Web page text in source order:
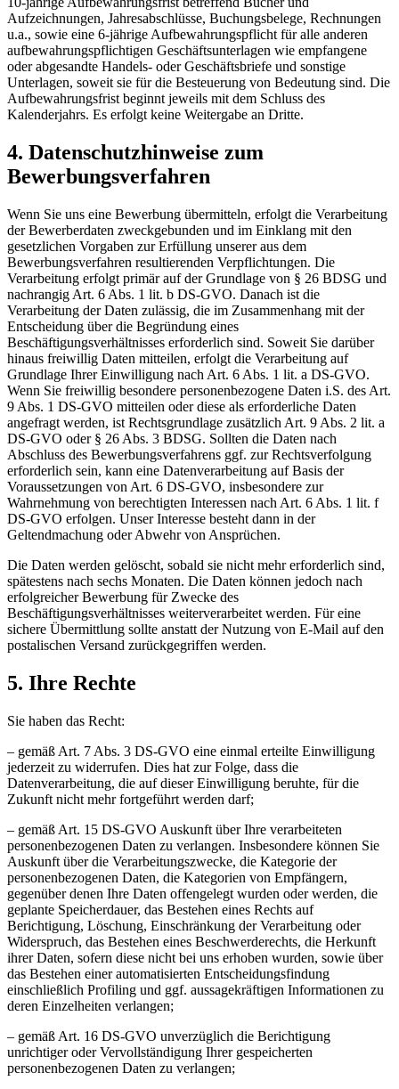
Aufzeichnungen, Jahresabschlüsse, Buchungsbelege, Rechnungen
u.a., sowie eine 6-jährige Aufbewahrungspflicht für alle anderen
aufbewahrungspflichtigen Geschäftsunterlagen wie empfangene
oder abgesandte Handels- oder Geschäftsbriefe und sonstige
Unterlagen, soweit sie für die Besteuerung von Bedeutung sind. Die
Aufbewahrungsfrist beginnt jeweils mit dem Schluss des
Kalenderjahrs. Es erfolgt keine Weitergabe an Dritte.
4. Datenschutzhinweise zum
Bewerbungsverfahren
Wenn Sie uns eine Bewerbung übermitteln, erfolgt die Verarbeitung
der Bewerberdaten zweckgebunden und im Einklang mit den
gesetzlichen Vorgaben zur Erfüllung unserer aus dem
Bewerbungsverfahren resultierenden Verpflichtungen. Die
Verarbeitung erfolgt primär auf der Grundlage von § 26 BDSG und
nachrangig Art. 6 Abs. 1 lit. b DS-GVO. Danach ist die
Verarbeitung der Daten zulässig, die im Zusammenhang mit der
Entscheidung über die Begründung eines
Beschäftigungsverhältnisses erforderlich sind. Soweit Sie darüber
hinaus freiwillig Daten mitteilen, erfolgt die Verarbeitung auf
Grundlage Ihrer Einwilligung nach Art. 6 Abs. 1 lit. a DS-GVO.
Wenn Sie freiwillig besondere personenbezogene Daten i.S. des Art.
9 Abs. 1 DS-GVO mitteilen oder diese als erforderliche Daten
angefragt werden, ist Rechtsgrundlage zusätzlich Art. 9 Abs. 2 lit. a
DS-GVO oder § 26 Abs. 3 BDSG. Sollten die Daten nach
Abschluss des Bewerbungsverfahrens ggf. zur Rechtsverfolgung
erforderlich sein, kann eine Datenverarbeitung auf Basis der
Voraussetzungen von Art. 6 DS-GVO, insbesondere zur
Wahrnehmung von berechtigten Interessen nach Art. 6 Abs. 1 lit. f
DS-GVO erfolgen. Unser Interesse besteht dann in der
Geltendmachung oder Abwehr von Ansprüchen.
Die Daten werden gelöscht, sobald sie nicht mehr erforderlich sind,
spätestens nach sechs Monaten. Die Daten können jedoch nach
erfolgreicher Bewerbung für Zwecke des
Beschäftigungsverhältnisses weiterverarbeitet werden. Für eine
sichere Übermittlung sollte anstatt der Nutzung von E-Mail auf den
postalischen Versand zurückgegriffen werden.
5. Ihre Rechte
Sie haben das Recht:
– gemäß Art. 7 Abs. 3 DS-GVO eine einmal erteilte Einwilligung
jederzeit zu widerrufen. Dies hat zur Folge, dass die
Datenverarbeitung, die auf dieser Einwilligung beruhte, für die
Zukunft nicht mehr fortgeführt werden darf;
– gemäß Art. 15 DS-GVO Auskunft über Ihre verarbeiteten
personenbezogenen Daten zu verlangen. Insbesondere können Sie
Auskunft über die Verarbeitungszwecke, die Kategorie der
personenbezogenen Daten, die Kategorien von Empfängern,
gegenüber denen Ihre Daten offengelegt wurden oder werden, die
geplante Speicherdauer, das Bestehen eines Rechts auf
Berichtigung, Löschung, Einschränkung der Verarbeitung oder
Widerspruch, das Bestehen eines Beschwerderechts, die Herkunft
ihrer Daten, sofern diese nicht bei uns erhoben wurden, sowie über
das Bestehen einer automatisierten Entscheidungsfindung
einschließlich Profiling und ggf. aussagekräftigen Informationen zu
deren Einzelheiten verlangen;
– gemäß Art. 16 DS-GVO unverzüglich die Berichtigung
unrichtiger oder Vervollständigung Ihrer gespeicherten
personenbezogenen Daten zu verlangen;